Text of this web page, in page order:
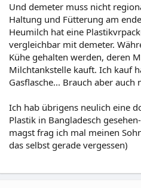
Und demeter muss nicht
Haltung und Fütterung am
Heumilch hat eine
vergleichbar mit demeter.
Kühe gehalten werden, deren
Milchtankstelle kauft. Ich kauf
Gasflasche... Brauch aber auch
Ich hab übrigens neulich eine
Plastik in Bangladesch
magst frag ich mal meinen
das selbst gerade vergessen)